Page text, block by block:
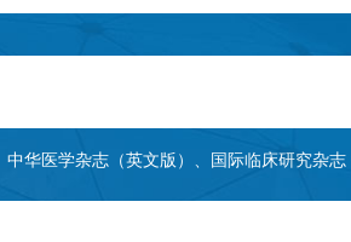
中华医学杂志（英文版） 国际临床研究杂志